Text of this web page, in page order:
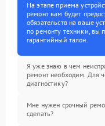
На этапе приема
ремонт вам будет
обязательств на ваше
по ремонту техники, вы
гарантийный талон.
Я уже знаю в чем
ремонт необходим. Для
диагностику?
Мне нужен срочный
сделать?